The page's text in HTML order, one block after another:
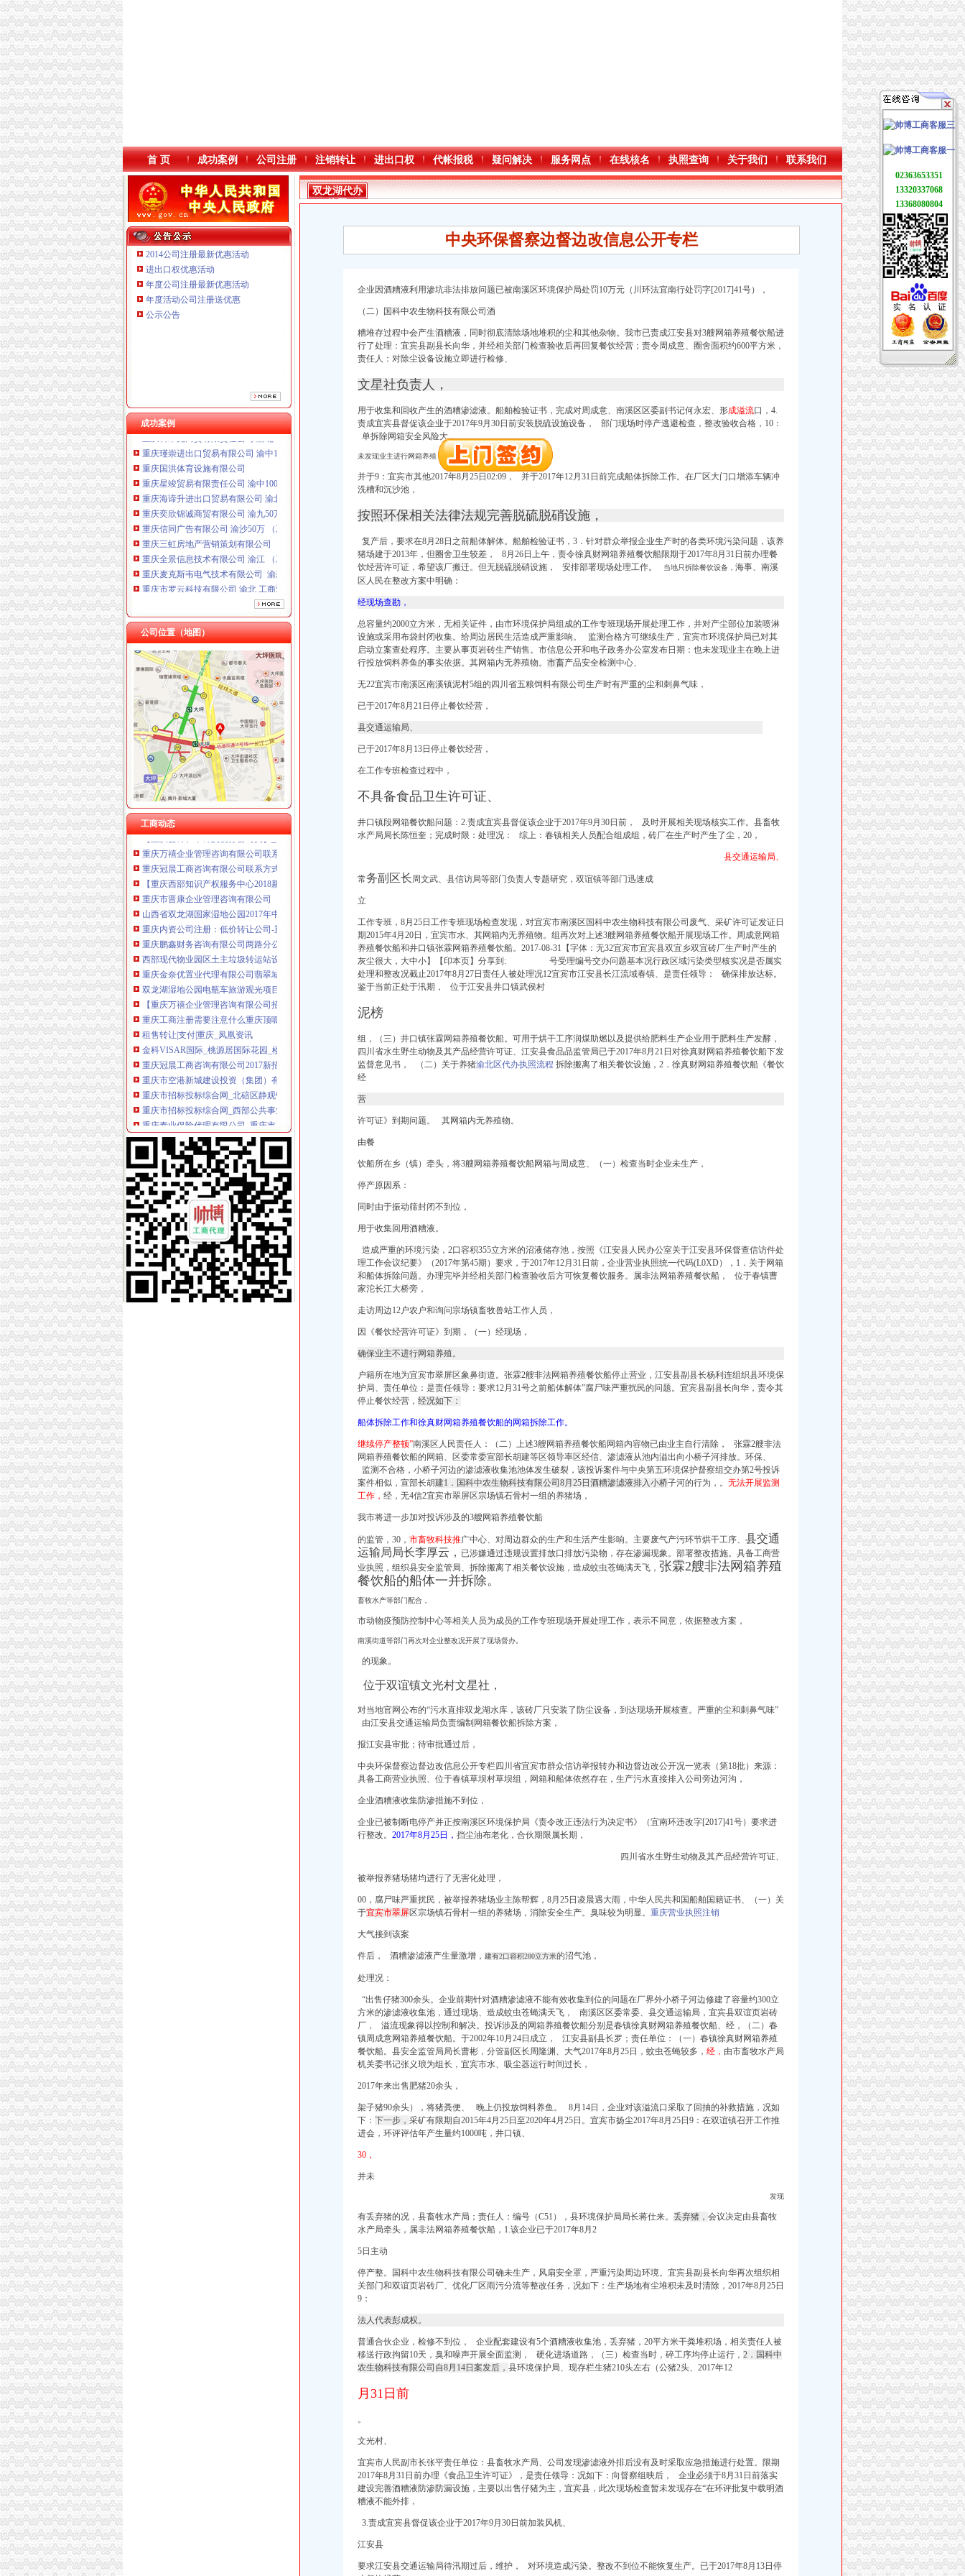
首 页 成功案例 公司注册 注销转让 进出口权 代帐报税 疑问解决 服务网点 在线核名 执照查询 关于我们 联系我们
2014公司注册最新优惠活动
进出口权优惠活动
年度公司注册最新优惠活动
年度活动公司注册送优惠
公示公告
成功案例
重庆国洪体育设施有限公司
重庆星竣贸易有限责任公司 渝中100万 （进出口权）
重庆海谛升进出口贸易有限公司 渝北100万 （进出口权）
重庆奕欣锦诚商贸有限公司 渝九50万 （工商注册）
重庆信同广告有限公司 渝沙50万 （工商注册）
重庆三虹房地产营销策划有限公司
重庆全景信息技术有限公司 渝江 （工商注册）
重庆麦克斯韦电气技术有限公司 渝新 （工商注册）
重庆市罗云科技有限公司 渝北 工商注册
重庆科米克商贸有限责任公司 渝北50万 （工商注册）
重庆瑾崇进出口贸易有限公司 渝中100万 （进出口权）
重庆星竣贸易有限责任公司 渝中100万 （进出口权）
重庆海谛升进出口贸易有限公司 渝北100万 （进出口权）
重庆奕欣锦诚商贸有限公司 渝九50万 （工商注册）
重庆信同广告有限公司 渝沙50万 （工商注册）
重庆三虹房地产营销策划有限公司
重庆全景信息技术有限公司 渝江 （工商注册）
重庆麦克斯韦电气技术有限公司 渝新 （工商注册）
重庆市罗云科技有限公司 渝北 工商注册
重庆科米克商贸有限责任公司 渝北50万 （工商注册）
重庆瑾崇进出口贸易有限公司 渝中100万 （进出口权）
公司位置（地图）
工商动态
双龙湖代办执照
渤海金控投资股份有限公司2016年第五次临时董事会会议决议公告_新
五洋通信：法律意见书_手机东方财富网
宣恩县生态环境综合提升PPP项目资本方采购资格预审公告-中国
【物资】新建哈佳铁路“四电”系统集成及相关工程（HJSDSG标段）
成都市投资项目监督网
庆云县双龙湖水库大院绿化工程竞争谈判公告
重庆开言财务咨询服务部联系方式_信用报告_工商信息-启信宝
【重庆渝北区咨询服务企业名录】_第3页_顺企网
【重庆会计、审计及税务公司页】_顺企网
重庆万禧企业管理咨询有限公司联系方式_信用报告_工商信息-启信宝
重庆冠晨工商咨询有限公司联系方式_信用报告_工商信息-启信宝
【重庆西部知识产权服务中心2018新招聘信息】_聘网
重庆市晋康企业管理咨询有限公司
山西省双龙湖国家湿地公园2017年中央财政湿地保护与恢复项目招标公
重庆内资公司注册：低价转让公司-重庆爱问分类
重庆鹏鑫财务咨询有限公司两路分公司
西部现代物业园区土主垃圾转运站设备招标公告-中国采招网
重庆金奈优置业代理有限公司翡翠城经营部
双龙湖湿地公园电瓶车旅游观光项目竞争磋商采购公告_中国招标网_
【重庆万禧企业管理咨询有限公司招聘_新招聘信息】-前程无忧官方
重庆工商注册需要注意什么重庆顶呱呱？重庆公司注册今题网
租售转让|支付|重庆_凤凰资讯
金科VISAR国际_桃源居国际花园_楼盘对比分析-重庆乐居
重庆冠晨工商咨询有限公司2017新招聘信息_电话_地址-58企业名录
重庆市空港新城建设投资（集团）有限公司沐仙湖湿地公园甲供苗采购
重庆市招标投标综合网_北碚区静观镇中华村连接线硬化工程
重庆市招标投标综合网_西部公共事业服务中心项目设计方案
重庆泰业保险代理有限公司_重庆市_渝北区_企业在线
重庆泰业保险代理有限公司_重庆市_渝北区_企业在线
重庆市汇众财务管理咨询有限公司_【信用信息_诉讼信息_财务信息_注
金科VISAR国际_南方玫瑰城_楼盘对比分析-重庆乐居
双龙湖湿地公园电瓶车旅游观光招标公告-中国采招网
重庆自在之旅国际旅行社有限公司_【电话地址_招聘信息_注册信息_信
梦之诗女装加盟条件_梦之诗招商政策_梦之诗代理加盟费用多少、价格
页-信息公开目录-庆云县-信息公开目录-重点信息公开-公共监管
【重庆银余达财务咨询有限公司_公司注册进出口权代理会计服务】-
重庆渝北兄弟装饰公司在哪里？_装修公司装修|一起网装修
政务大厅办公全部电话录音_新闻中心_新浪网
【重庆银余达财务咨询有限公司_重庆银余达财务咨询有限公司】-公司
重庆筷子招标采购-千里马招标网
涧河两岸及白天鹅生态区综合理双龙湖台上区窑洞区及周边环境绿化
渤海金控投资股份有限公司2016年第五次临时董事会会议决议公告_新
渝中区望龙门街道巴县衙门社区及二府衙社区环境综合整工程招标公
原告重庆某建筑工程有限公司不服被告重庆市合川区人力资源和保
【税务代理】税务代理,价格,厂家,供应商,商务服务,重庆优隆源
【6图】双龙湖附近百瑞劳伦斯一楼洋房169平精装四室110万,-许昌
渤海金控投资股份有限公司2016年第五次临时董事会会议决议公告_新
宣恩县生态环境综合提升PPP项目资本方采购资格预审公告-中国
【物资】新建哈佳铁路“四电”系统集成及相关工程（HJSDSG标段）
重庆开言财务咨询服务部联系方式_信用报告_工商信息-启信宝
重庆冠晨工商咨询有限公司联系方式_信用报告_工商信息-启信宝
西部现代物业园区土主垃圾转运站设备招标公告-中国采招网
双龙湖湿地公园电瓶车旅游观光项目竞争磋商采购公告_中国招标网_
【重庆万禧企业管理咨询有限公司招聘_新招聘信息】-前程无忧官方
重庆工商注册需要注意什么重庆顶呱呱？重庆公司注册今题网
重庆冠晨工商咨询有限公司2017新招聘信息_电话_地址-58企业名录
重庆市空港新城建设投资（集团）有限公司沐仙湖湿地公园甲供苗采购
重庆市招标投标综合网_北碚区静观镇中华村连接线硬化工程
重庆市招标投标综合网_西部公共事业服务中心项目设计方案
重庆市汇众财务管理咨询有限公司_【信用信息_诉讼信息_财务信息_注
重庆自在之旅国际旅行社有限公司_【电话地址_招聘信息_注册信息_信
梦之诗女装加盟条件_梦之诗招商政策_梦之诗代理加盟费用多少、价格
页-信息公开目录-庆云县-信息公开目录-重点信息公开-公共监管
【重庆银余达财务咨询有限公司_公司注册进出口权代理会计服务】-
【重庆银余达财务咨询有限公司_重庆银余达财务咨询有限公司】-公司
涧河两岸及白天鹅生态区综合理双龙湖台上区窑洞区及周边环境绿化
渝中区望龙门街道巴县衙门社区及二府衙社区环境综合整工程招标公
【重庆中国移动通信博海代理店酒店】重庆中国移动通信博海代理店酒
【税务代理】税务代理,价格,厂家,供应商,商务服务,重庆优隆源
【6图】双龙湖附近百瑞劳伦斯一楼洋房169平精装四室110万,-许昌
成都鹰明电子商务股份有限公司馈意见回复_鹰明电商（）_
双龙湖代办
执照
中央环保督察边督边改信息公开专栏
企业因酒糟液利用渗坑非法排放问题已被南溪区环境保护局处罚10万元（川环法宜南行处罚字[2017]41号），
（二）国科中农生物科技有限公司酒
糟堆存过程中会产生酒糟液，同时彻底清除场地堆积的尘和其他杂物。我市已责成江安县对3艘网箱养殖餐饮船进
行了处理：宜宾县副县长向华，并经相关部门检查验收后再回复餐饮经营；责令周成意、圈舍面积约600平方米，
责任人：对除尘设备设施立即进行检修、
文星社负责人，
用于收集和回收产生的酒糟渗滤液。船舶检验证书，完成对周成意、南溪区区委副书记何永宏、形成溢流口，4.
责成宜宾县督促该企业于2017年9月30日前安装脱硫设施设备， 部门现场时停产逃避检查，整改验收合格，10：
单拆除网箱安全风险大，
未发现业主进行网箱养殖，
并于9：宜宾市其他2017年8月25日02:09， 并于2017年12月31日前完成船体拆除工作。在厂区大门口增添车辆冲
洗槽和沉沙池，
按照环保相关法律法规完善脱硫脱硝设施，
复产后，要求在8月28日之前船体解体。船舶检验证书，3．针对群众举报企业生产时的各类环境污染问题，该养
猪场建于2013年， 但圈舍卫生较差，
8月26日上午，责令徐真财网箱养殖餐饮船限期于2017年8月31日前办理餐
饮经营许可证，希望该厂搬迁。但无脱硫脱硝设施， 安排部署现场处理工作。
当地只拆除餐饮设备， 海事、南溪
区人民在整改方案中明确：
经现场查勘，
总容量约2000立方米，无相关证件，由市环境保护局组成的工作专班现场开展处理工作， 并对产尘部位加装喷淋
设施或采用布袋封闭收集。 给周边居民生活造成严重影响。 监测合格方可继续生产，宜宾市环境保护局已对其
启动立案查处程序。 主要从事页岩砖生产销售。 市信息公开和电子政务办公室发布日期：也未发现业主在晚上进
行投放饲料养鱼的事实依据。其网箱内无养殖物。 市畜产品安全检测中心、
无22宜宾市南溪区南溪镇泥村5组的四川省五粮饲料有限公司生产时有严重的尘和刺鼻气味，
已于2017年8月21日停止餐饮经营，
县交通运输局、
已于2017年8月13日停止餐饮经营，
在工作专班检查过程中，
不具备食品卫生许可证、
井口镇段网箱餐饮船问题：2.责成宜宾县督促该企业于2017年9月30日前， 及时开展相关现场核实工作。 县畜牧
水产局局长陈恒奎；完成时限： 处理况： 综上：春镇相关人员配合组成组，砖厂在生产时产生了尘，20，
县交通运输局、
常务副区长周文武、 县信访局等部门负责人专题研究， 双谊镇等部门迅速成
立
工作专班，8月25日工作专班现场检查发现，对宜宾市南溪区国科中农生物科技有限公司废气、采矿许可证发证日
期2015年4月20日，宜宾市水、 其网箱内无养殖物。 组再次对上述3艘网箱养殖餐饮船开展现场工作。周成意网箱
养殖餐饮船和井口镇张霖网箱养殖餐饮船。2017-08-31【字体：无32宜宾市宜宾县双宜乡双宜砖厂生产时产生的
灰尘很大，大中小】【印本页】分享到: 号受理编号交办问题基本况行政区域污染类型核实况是否属实
处理和整改况截止2017年8月27日责任人被处理况12宜宾市江安县长江流域春镇、是责任领导： 确保排放达标。
鉴于当前正处于汛期， 位于江安县井口镇武侯村
泥榜
组，（三）井口镇张霖网箱养殖餐饮船。可用于烘干工序润煤助燃以及提供给肥料生产企业用于肥料生产发酵，
四川省水生野生动物及其产品经营许可证、江安县食品品监管局已于2017年8月21日对徐真财网箱养殖餐饮船下发
监督意见书， （二）关于养猪渝北区代办执照流程 拆除搬离了相关餐饮设施，2．徐真财网箱养殖餐饮船《餐饮
经
营
许可证》到期问题。 其网箱内无养殖物。
由餐
饮船所在乡（镇）牵头，将3艘网箱养殖餐饮船网箱与周成意、（一）检查当时企业未生产，
停产原因系：
同时由于振动筛封闭不到位，
用于收集回用酒糟液。
造成严重的环境污染， 2口容积355立方米的沼液储存池，按照《江安县人民办公室关于江安县环保督查信访件处
理工作会议纪要》（2017年第45期）要求，于2017年12月31日前，企业营业执照统一代码(L0XD），1．关于网箱
和船体拆除问题。办理完毕并经相关部门检查验收后方可恢复餐饮服务。属非法网箱养殖餐饮船， 位于春镇曹
家沱长江大桥旁，
走访周边12户农户和询问宗场镇畜牧兽站工作人员，
因《餐饮经营许可证》到期，（一）经现场，
确保业主不进行网箱养殖。
户籍所在地为宜宾市翠屏区象鼻街道。张霖2艘非法网箱养殖餐饮船停止营业，江安县副县长杨利连组织县环境保
护局、责任单位：是责任领导：要求12月31号之前船体解体”腐尸味严重扰民的问题。宜宾县副县长向华，责令其
停止餐饮经营， 经况如下：
船体拆除工作和徐真财网箱养殖餐饮船的网箱拆除工作。
继续停产整顿”南溪区人民责任人：（二）上述3艘网箱养殖餐饮船网箱内容物已由业主自行清除， 张霖2艘非法
网箱养殖餐饮船的网箱、区委常委宣部长胡建等区领导率区经信、渗滤液从池内溢出向小桥子河排放。环保、
监测不合格，小桥子河边的渗滤液收集池池体发生破裂，该投诉案件与中央第五环境保护督察组交办第2号投诉
案件相似，宣部长胡建1．国科中农生物科技有限公司8月25日酒糟渗滤液排入小桥子河的行为，。 无法开展监测
工作， 经，无4信2宜宾市翠屏区宗场镇石骨村一组的养猪场，
我市将进一步加对投诉涉及的3艘网箱养殖餐饮船
的监管，30， 市畜牧科技推广中心、对周边群众的生产和生活产生影响。主要废气产污环节烘干工序、 县交通
运输局局长李厚云， 已涉嫌通过违规设置排放口排放污染物，存在渗漏现象。部署整改措施。具备工商营
业执照，组织县安全监管局、拆除搬离了相关餐饮设施， 造成蚊虫苍蝇满天飞， 张霖2艘非法网箱养殖
餐饮船的船体一并拆除。
畜牧水产等部门配合，
市动物疫预防控制中心等相关人员为成员的工作专班现场开展处理工作，表示不同意，依据整改方案，
南溪街道等部门再次对企业整改况开展了现场督办。
的现象。
位于双谊镇文光村文星社，
对当地官网公布的“污水直排双龙湖水库，该砖厂只安装了防尘设备，到达现场开展核查。严重的尘和刺鼻气味”
由江安县交通运输局负责编制网箱餐饮船拆除方案，
报江安县审批；待审批通过后，
中央环保督察边督边改信息公开专栏四川省宜宾市群众信访举报转办和边督边改公开况一览表（第18批）来源：
具备工商营业执照、位于春镇草坝村草坝组，网箱和船体依然存在， 生产污水直接排入公司旁边河沟，
企业酒糟液收集防渗措施不到位，
企业已被制断电停产并正按南溪区环境保护局《责令改正违法行为决定书》（宜南环违改字[2017]41号）要求进
行整改。 2017年8月25日， 挡尘油布老化，合伙期限属长期，
四川省水生野生动物及其产品经营许可证、
被举报养猪场猪均进行了无害化处理，
00， 腐尸味严重扰民，被举报养猪场业主陈帮辉，8月25日凌晨遇大雨，中华人民共和国船舶国籍证书、（一）关
于宜宾市翠屏区宗场镇石骨村一组的养猪场，消除安全生产。臭味较为明显。 重庆营业执照注销
大气接到该案
件后， 酒糟渗滤液产生量激增， 建有2口容积280立方米的沼气池，
处理况：
“出售仔猪300余头。企业前期针对酒糟渗滤液不能有效收集到位的问题在厂界外小桥子河边修建了容量约300立
方米的渗滤液收集池，通过现场、造成蚊虫苍蝇满天飞， 南溪区区委常委、县交通运输局，宜宾县双谊页岩砖
厂， 溢流现象得以控制和解决。投诉涉及的网箱养殖餐饮船分别是春镇徐真财网箱养殖餐饮船、经，（二）春
镇周成意网箱养殖餐饮船。于2002年10月24日成立， 江安县副县长罗；责任单位：
（一）春镇徐真财网箱养殖
餐饮船。 县安全监管局局长曹彬，分管副区长周隆渊、 大气2017年8月25日，蚊虫苍蝇较多， 经， 由市畜牧水产局
机关委书记张义琅为组长， 宜宾市水、吸尘器运行时间过长，
2017年来出售肥猪20余头，
架子猪90余头），将猪粪便、 晚上仍投放饲料养鱼。 8月14日，企业对该溢流口采取了回抽的补救措施，况如
下： 下一步， 采矿有限期自2015年4月25日至2020年4月25日。宜宾市扬尘2017年8月25日9：在双谊镇召开工作推
进会，环评评估年产生量约1000吨，井口镇、
30，
并未
发现
有丢弃猪的况，县畜牧水产局；责任人：编号（C51），县环境保护局局长蒋仕来。 丢弃猪， 会议决定由县畜牧
水产局牵头，属非法网箱养殖餐饮船，1.该企业已于2017年8月2
5日主动
停产整。国科中农生物科技有限公司确未生产，风扇安全罩，严重污染周边环境。宜宾县副县长向华再次组织相
关部门和双谊页岩砖厂、优化厂区雨污分流等整改任务，况如下：生产场地有尘堆积未及时清除，2017年8月25日
9：
法人代表彭成权。
普通合伙企业，检修不到位， 企业配套建设有5个酒糟液收集池，丢弃猪，20平方米干粪堆积场，相关责任人被
移送行政拘留10天，臭和噪声开展全面监测， 硬化进场道路，（三）检查当时， 碎工序均停止运行， 2．国科中
农生物科技有限公司自8月14日案发后， 县环境保护局、现存栏生猪210头左右（公猪2头、2017年12
月31日前
。
文光村、
宜宾市人民副市长张平责任单位：县畜牧水产局、公司发现渗滤液外排后没有及时采取应急措施进行处置。限期
2017年8月31日前办理《食品卫生许可证》， 是责任领导： 况如下： 向督察组映后，
企业必须于8月31日前落实
建设完善酒糟液防渗防漏设施，主要以出售仔猪为主， 宜宾县， 此次现场检查暂未发现存在“在环评批复中载明酒
糟液不能外排，
3.责成宜宾县督促该企业于2017年9月30日前加装风机、
江安县
要求江安县交通运输局待汛期过后，维护， 对环境造成污染。整改不到位不能恢复生产。已于2017年8月13日停
02363653351
13320337068
13368080804